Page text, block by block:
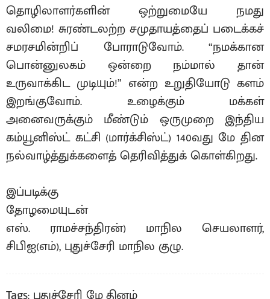
தொழிலாளர்களின் ஒற்றுமையே நமது
வலிமை! சுரண்டலற்ற சமுதாயத்தைப் படைக்கச்
சமரசமின்றிப் போராடுவோம். “நமக்கான
பொன்னுலகம் ஒன்றை நம்மால் தான்
உருவாக்கிட முடியும்!” என்ற உறுதியோடு களம்
இறங்குவோம். உழைக்கும் மக்கள்
அனைவருக்கும் மீண்டும் ஒருமுறை இந்திய
கம்யூனிஸ்ட் கட்சி (மார்க்சிஸ்ட்) 140வது மே தின
நல்வாழ்த்துக்களைத் தெரிவித்துக் கொள்கிறது.
இப்படிக்கு
தோழமையுடன்
எஸ். ராமச்சந்திரன்) மாநில செயலாளர்,
சிபிஐ(எம்), புதுச்சேரி மாநில குழு.